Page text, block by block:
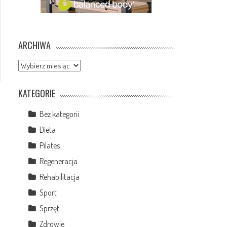
ARCHIWA
Archiwa
KATEGORIE
Bez kategorii
Dieta
Pilates
Regeneracja
Rehabilitacja
Sport
Sprzęt
Zdrowie